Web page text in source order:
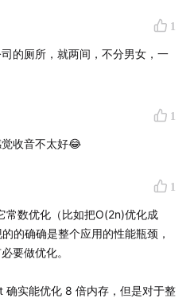
1
的厕所，就两间，不分男女，一
1
收音不太好😂
1
常数优化（比如把O(2n)优化成
的确确是整个应用的性能瓶颈，
要做优化。
实能优化 8 倍内存，但是对于整